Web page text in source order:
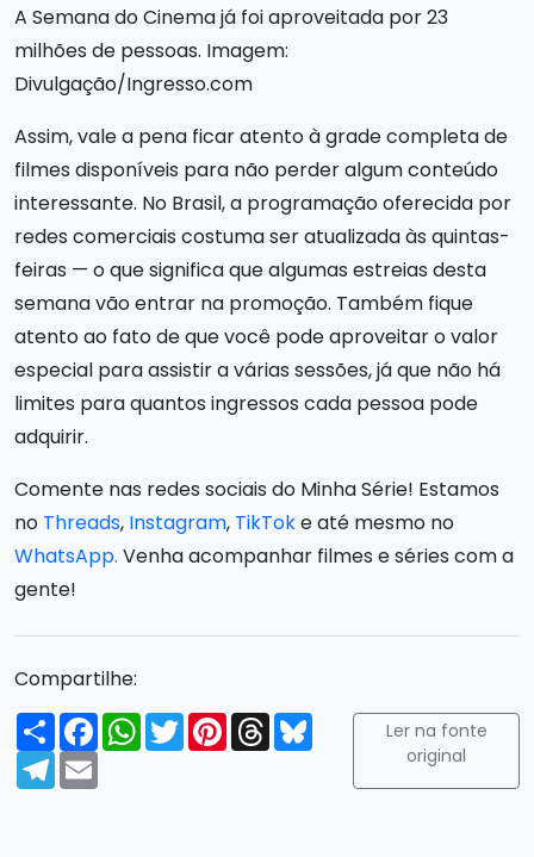
A Semana do Cinema já foi aproveitada por 23
milhões de pessoas. Imagem:
Divulgação/Ingresso.com
Assim, vale a pena ficar atento à grade completa de
filmes disponíveis para não perder algum conteúdo
interessante. No Brasil, a programação oferecida por
redes comerciais costuma ser atualizada às quintas-
feiras — o que significa que algumas estreias desta
semana vão entrar na promoção. Também fique
atento ao fato de que você pode aproveitar o valor
especial para assistir a várias sessões, já que não há
limites para quantos ingressos cada pessoa pode
adquirir.
Comente nas redes sociais do Minha Série! Estamos
no Threads, Instagram, TikToke até mesmo no
WhatsApp. Venha acompanhar filmes e séries com a
gente!
Compartilhe:
Compartilhar
FacebookWhatsApp
TwitterPinterest
ThreadsBluesky
Telegram
Email
Ler na fonte
original